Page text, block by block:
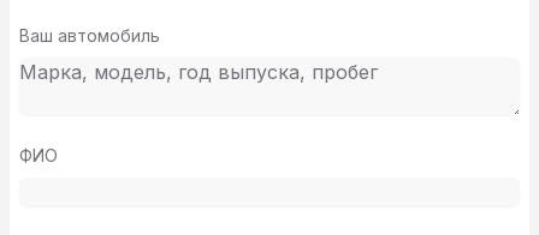
Ваш автомобиль
ФИО